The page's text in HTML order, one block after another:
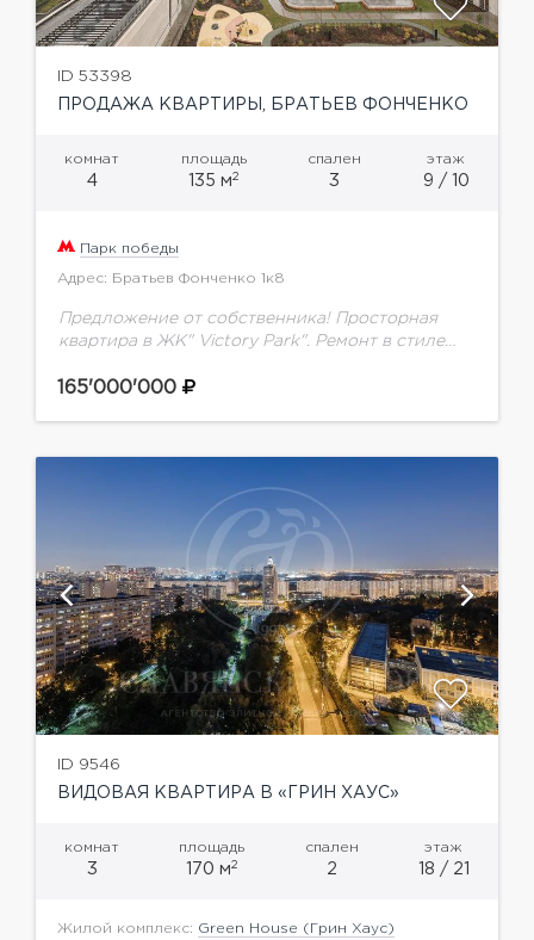
ID 53398
ПРОДАЖА КВАРТИРЫ, БРАТЬЕВ ФОНЧЕНКО
комнат
4
площадь
135 м2
спален
3
этаж
9 / 10
Парк победы
Адрес: Братьев Фонченко 1к8
Предложение от собственника! Просторная
квартира в ЖК" Victory Park". Ремонт в стиле
каждая со своим сан.узлом и гардеробной
165'000'000
ID 9546
ВИДОВАЯ КВАРТИРА В «ГРИН ХАУС»
комнат
3
площадь
170 м2
спален
2
этаж
18 / 21
Жилой комплекс: Green House (Грин Хаус)